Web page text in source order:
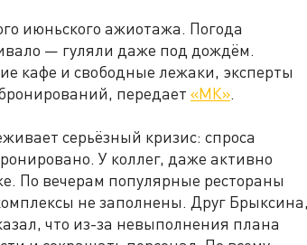
июньского ажиотажа. Погода
— гуляли даже под дождём.
кафе и свободные лежаки, эксперты
передает «МК».
серьёзный кризис: спроса
У коллег, даже активно
По вечерам популярные рестораны
не заполнены. Друг Брыксина,
что из-за невыполнения плана